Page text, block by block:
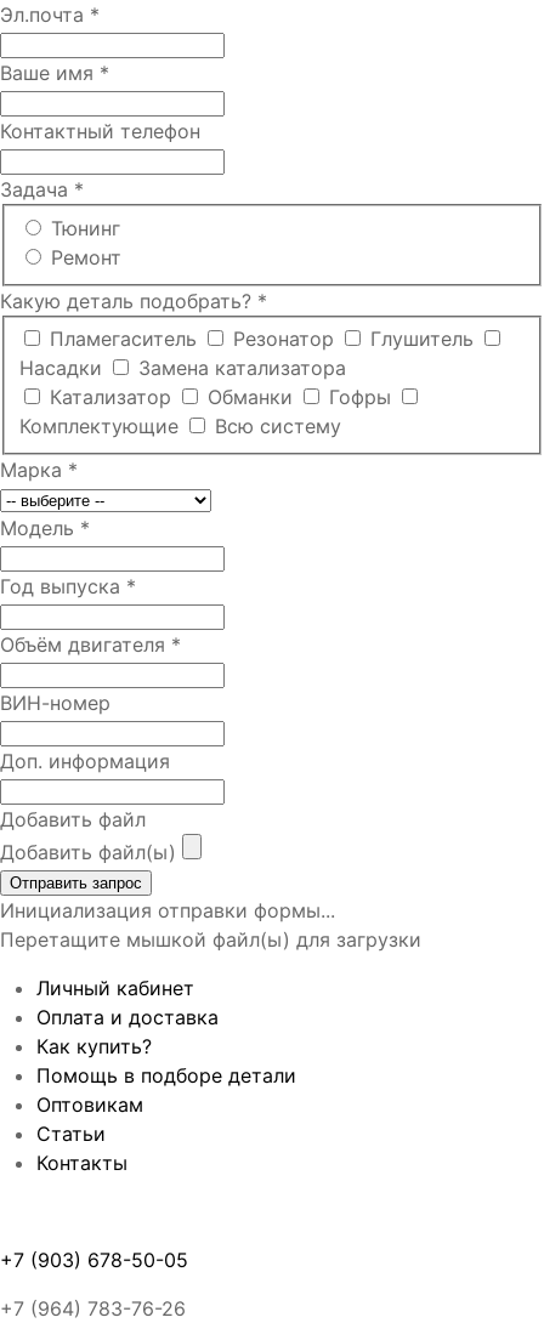
Эл.почта *
Ваше имя *
Контактный телефон
Задача *
Тюнинг
Ремонт
Какую деталь подобрать? *
Пламегаситель
Резонатор
Глушитель
Насадки
Замена катализатора
Катализатор
Обманки
Гофры
Комплектующие
Всю систему
Марка *
Модель *
Год выпуска *
Объём двигателя *
ВИН-номер
Доп. информация
Добавить файл
Добавить файл(ы)
Отправить запрос
Инициализация отправки формы...
Перетащите мышкой файл(ы) для загрузки
Личный кабинет
Оплата и доставка
Как купить?
Помощь в подборе детали
Оптовикам
Статьи
Контакты
+7 (903) 678-50-05
+7 (964) 783-76-26